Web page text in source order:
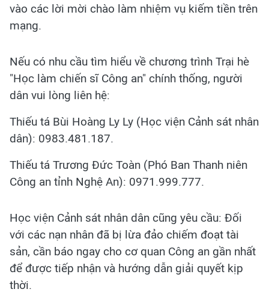
vào các lời mời chào làm nhiệm vụ kiếm tiền trên
mạng.
Nếu có nhu cầu tìm hiểu về chương trình Trại hè
"Học làm chiến sĩ Công an" chính thống, người
dân vui lòng liên hệ:
Thiếu tá Bùi Hoàng Ly Ly (Học viện Cảnh sát nhân
dân): 0983.481.187.
Thiếu tá Trương Đức Toàn (Phó Ban Thanh niên
Công an tỉnh Nghệ An): 0971.999.777.
Học viện Cảnh sát nhân dân cũng yêu cầu: Đối
với các nạn nhân đã bị lừa đảo chiếm đoạt tài
sản, cần báo ngay cho cơ quan Công an gần nhất
để được tiếp nhận và hướng dẫn giải quyết kịp
thời.